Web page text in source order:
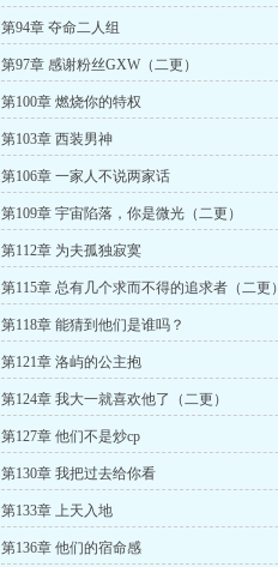
第94章 夺命二人组
第97章 感谢粉丝GXW（二更）
第100章 燃烧你的特权
第103章 西装男神
第106章 一家人不说两家话
第109章 宇宙陷落，你是微光（二更）
第112章 为夫孤独寂寞
第115章 总有几个求而不得的追求者（二更）
第118章 能猜到他们是谁吗？
第121章 洛屿的公主抱
第124章 我大一就喜欢他了（二更）
第127章 他们不是炒cp
第130章 我把过去给你看
第133章 上天入地
第136章 他们的宿命感